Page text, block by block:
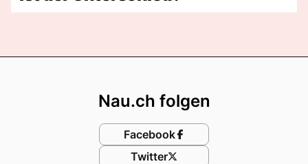
Nau.ch folgen
Facebook
Twitter